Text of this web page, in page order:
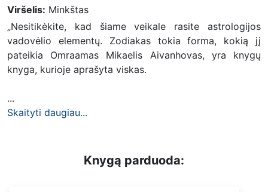
Viršelis: Minkštas
„Nesitikėkite, kad šiame veikale rasite astrologijos
vadovėlio elementų. Zodiakas tokia forma, kokią jį
pateikia Omraamas Mikaelis Aivanhovas, yra knygų
knyga, kurioje aprašyta viskas.
...
Skaityti daugiau...
Knygą parduoda: